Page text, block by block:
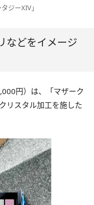
ジーXIV」
などをイメージ
円）は、「マザーク
リスタル加工を施した